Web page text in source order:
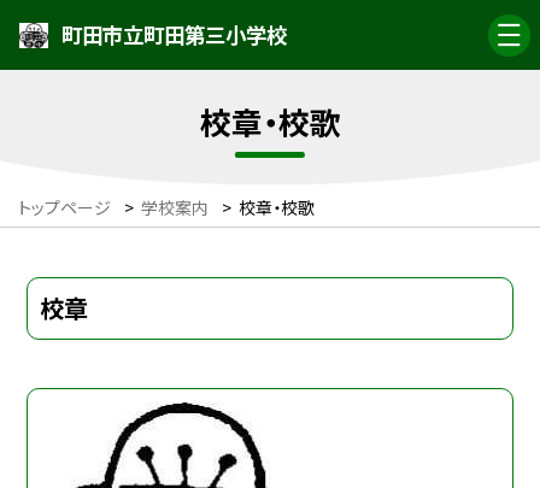
町田市立町田第三小学校
校章・校歌
トップページ > 学校案内 > 校章・校歌
校章